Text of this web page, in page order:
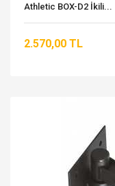
Athletic BOX-D2 İkili...
2.570,00 TL